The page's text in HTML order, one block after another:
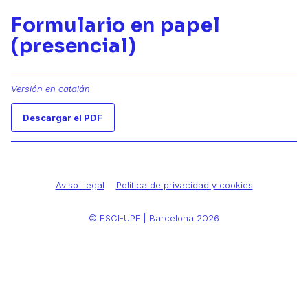
Formulario en papel
(presencial)
Versión en catalán
Descargar el PDF
Aviso Legal Política de privacidad y cookies
© ESCI-UPF | Barcelona 2026